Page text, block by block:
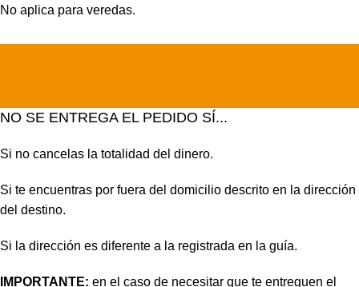
No aplica para veredas.
NO SE ENTREGA EL PEDIDO SÍ...
Si no cancelas la totalidad del dinero.
Si te encuentras por fuera del domicilio descrito en la dirección
del destino.
Si la dirección es diferente a la registrada en la guía.
IMPORTANTE: en el caso de necesitar que te entreguen el